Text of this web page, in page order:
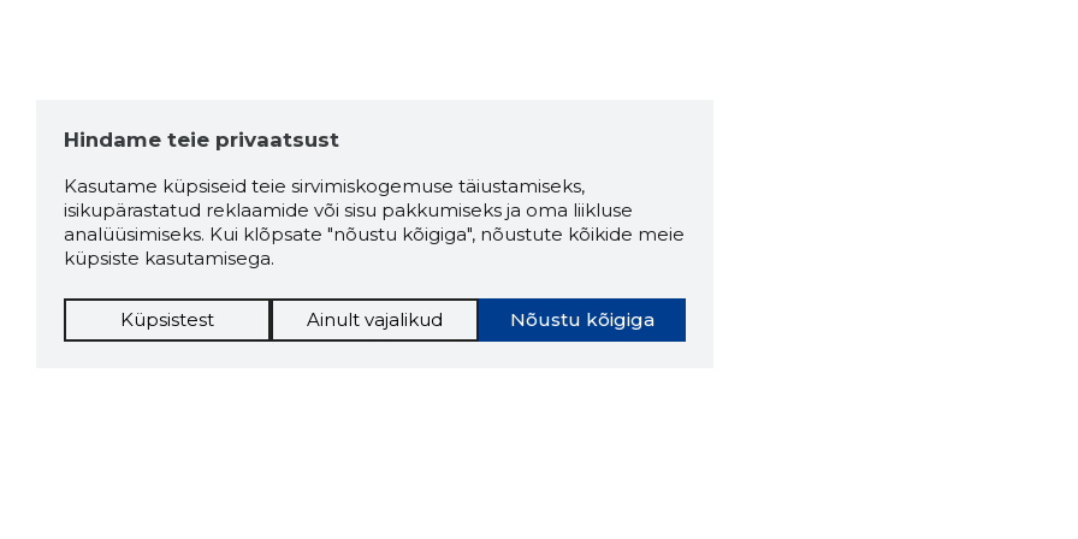
Hindame teie privaatsust
Kasutame küpsiseid teie sirvimiskogemuse täiustamiseks,
isikupärastatud reklaamide või sisu pakkumiseks ja oma liikluse
analüüsimiseks. Kui klõpsate "nõustu kõigiga", nõustute kõikide meie
küpsiste kasutamisega.
Nõustu kõigiga
Küpsistest Ainult vajalikud